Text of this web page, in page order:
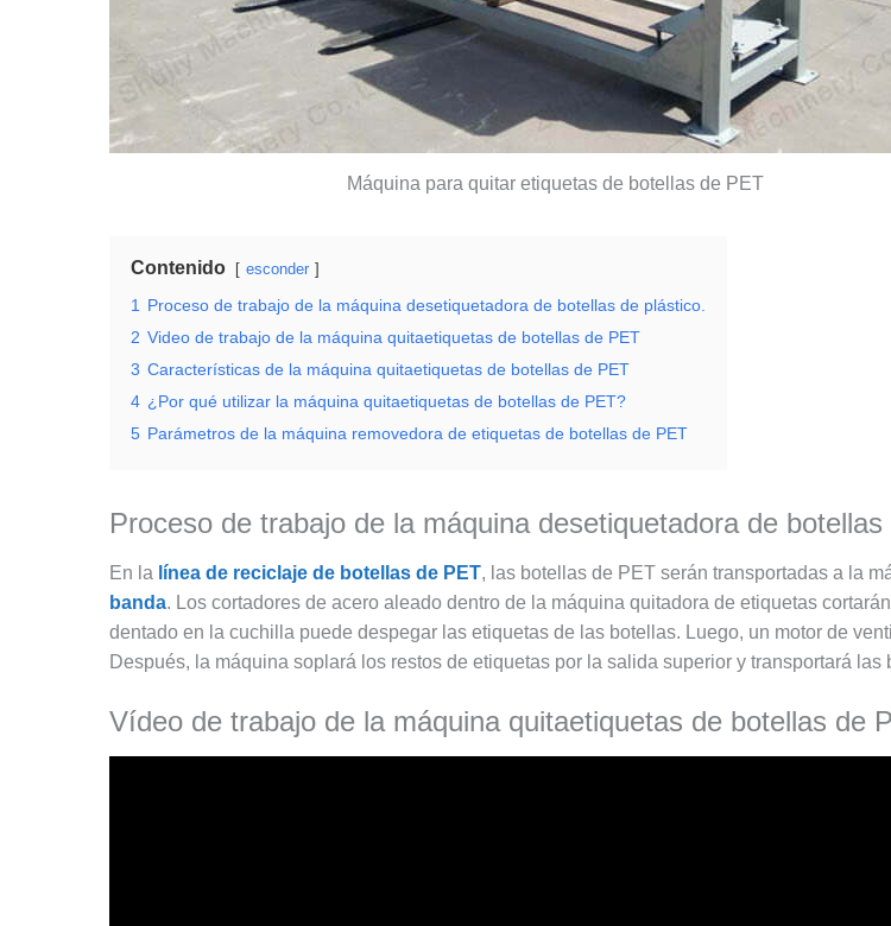
Máquina para quitar etiquetas de botellas de PET
Contenido esconder
1
Proceso de trabajo de la máquina desetiquetadora de botellas de plástico.
2 Video de trabajo de la máquina quitaetiquetas de botellas de PET
3 Características de la máquina quitaetiquetas de botellas de PET
4 ¿Por qué utilizar la máquina quitaetiquetas de botellas de PET?
5 Parámetros de la máquina removedora de etiquetas de botellas de PET
Proceso de trabajo de la máquina desetiquetadora de botellas
En la línea de reciclaje de botellas de PET, las botellas de PET serán transportadas a la
banda. Los cortadores de acero aleado dentro de la máquina quitadora de etiquetas
dentado en la cuchilla puede despegar las etiquetas de las botellas. Luego, un motor de
Después, la máquina soplará los restos de etiquetas por la salida superior y transportará las
Vídeo de trabajo de la máquina quitaetiquetas de botellas de